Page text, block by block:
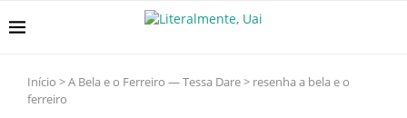
Início >A Bela e o Ferreiro — Tessa Dare> resenha a bela e o
ferreiro